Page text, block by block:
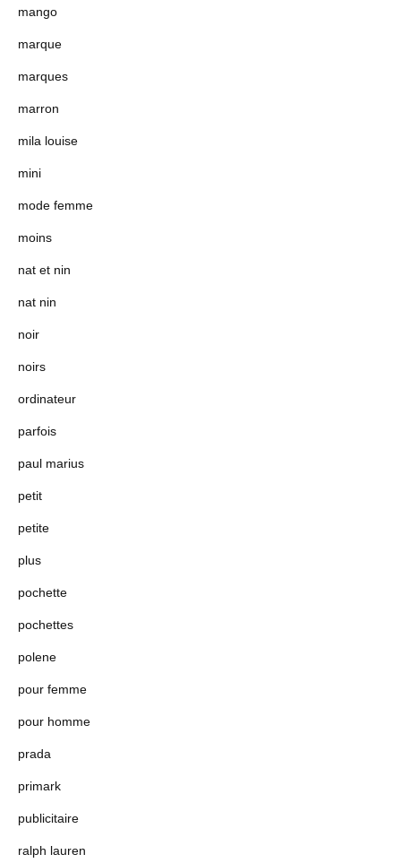
mango
marque
marques
marron
mila louise
mini
mode femme
moins
nat et nin
nat nin
noir
noirs
ordinateur
parfois
paul marius
petit
petite
plus
pochette
pochettes
polene
pour femme
pour homme
prada
primark
publicitaire
ralph lauren